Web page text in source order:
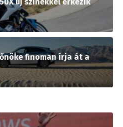
új színekkel érkezik
finoman írja át a